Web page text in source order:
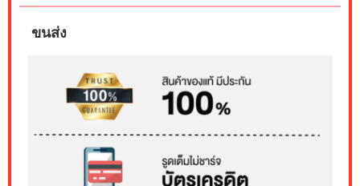
ขนส่ง